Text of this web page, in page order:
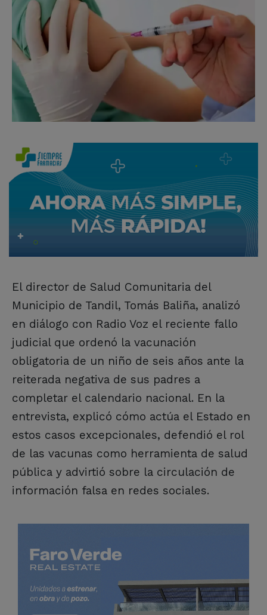
El director de Salud Comunitaria del
Municipio de Tandil, Tomás Baliña, analizó
en diálogo con Radio Voz el reciente fallo
judicial que ordenó la vacunación
obligatoria de un niño de seis años ante la
reiterada negativa de sus padres a
completar el calendario nacional. En la
entrevista, explicó cómo actúa el Estado en
estos casos excepcionales, defendió el rol
de las vacunas como herramienta de salud
pública y advirtió sobre la circulación de
información falsa en redes sociales.